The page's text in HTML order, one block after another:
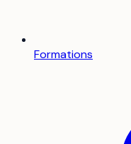
Formations